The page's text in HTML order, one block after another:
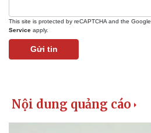
This site is protected by reCAPTCHA and the Google
Service apply.
Gửi tin